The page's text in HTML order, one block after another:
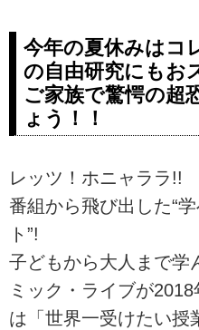
今年の夏休みはコ
の自由研究にもお
ご家族で驚愕の超
ょう！！
レッツ！ホニャララ!!
番組から飛び出した“
ト”!
子どもから大人まで学
ミック・ライブが
は「世界一受けたい授